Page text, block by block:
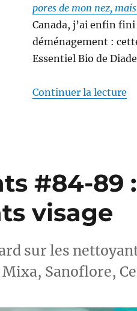
pores de mon nez,
Canada, j’ai enfin
déménagement :
Essentiel Bio de
Continuer la lecture
#84-89
visage
sur les
Sanoflore,